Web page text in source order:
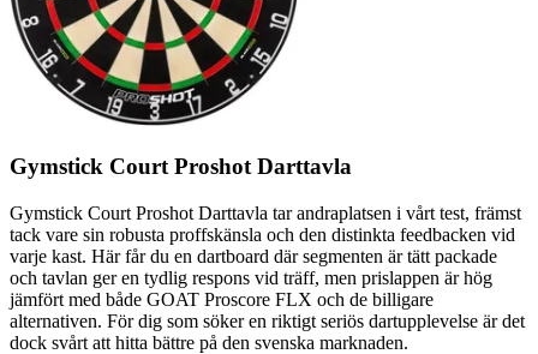
Gymstick Court Proshot Darttavla
Gymstick Court Proshot Darttavla tar andraplatsen i vårt test, främst
tack vare sin robusta proffskänsla och den distinkta feedbacken vid
varje kast. Här får du en dartboard där segmenten är tätt packade
och tavlan ger en tydlig respons vid träff, men prislappen är hög
jämfört med både GOAT Proscore FLX och de billigare
alternativen. För dig som söker en riktigt seriös dartupplevelse är det
dock svårt att hitta bättre på den svenska marknaden.